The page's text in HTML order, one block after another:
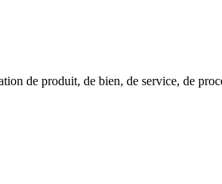
de produit, de bien, de service, de